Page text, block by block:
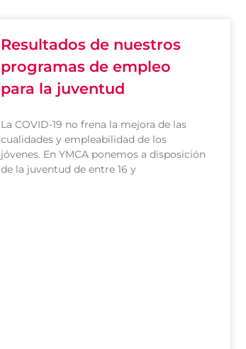
Resultados de nuestros
programas de empleo
para la juventud
La COVID-19 no frena la mejora de las
cualidades y empleabilidad de los
jóvenes. En YMCA ponemos a disposición
de la juventud de entre 16 y